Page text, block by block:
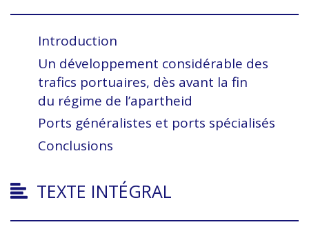
Introduction
Un développement considérable des
trafics portuaires, dès avant la fin
du régime de l’apartheid
Ports généralistes et ports spécialisés
Conclusions
TEXTE INTÉGRAL